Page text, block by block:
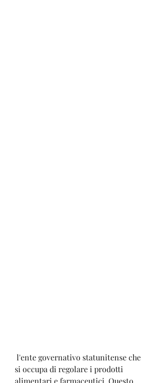
si occupa di regolare i prodotti
alimentari e farmaceutici. Questo